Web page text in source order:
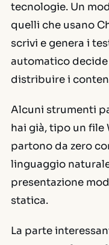
tecnologie. Un
quelli che usano
scrivi e genera i
automatico
distribuire i
Alcuni strumenti
hai già, tipo un
partono da zero
linguaggio
presentazione
statica.
La parte